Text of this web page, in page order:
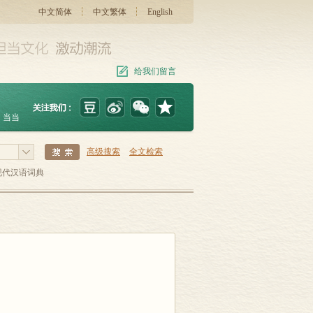
中文简体 中文繁体 English
给我们留言
当当
高级搜索 全文检索
代汉语词典